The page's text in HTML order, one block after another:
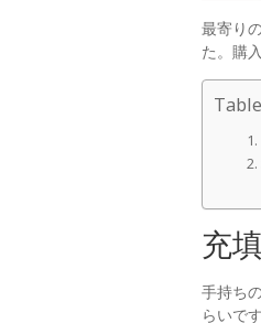
最寄り
た。購
充
手持ち
らいで